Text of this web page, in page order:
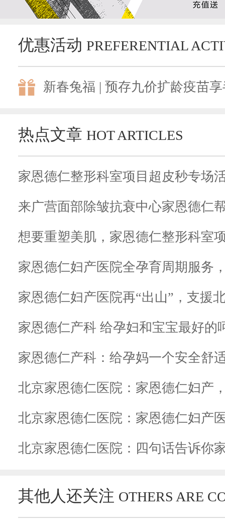
优惠活动 PREFERENTIAL
新春兔福 | 预存九价扩龄疫苗
热点文章 HOT ARTICLES
来广营面部除皱抗衰中心家恩德仁
想要重塑美肌，家恩德仁整形科室
家恩德仁妇产医院全孕育周期服务
家恩德仁妇产医院再“出山”，支援
家恩德仁产科 给孕妇和宝宝最好的
家恩德仁产科：给孕妈一个安全舒
北京家恩德仁医院：家恩德仁妇产
北京家恩德仁医院：四句话告诉你
其他人还关注 OTHERS ARE